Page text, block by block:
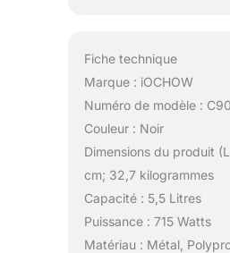
Fiche technique
Marque : iOCHOW
Numéro de modèle :
Couleur : Noir
Dimensions du produit
cm; 32,7 kilogrammes
Capacité : 5,5 Litres
Puissance : 715 Watts
Matériau : Métal,